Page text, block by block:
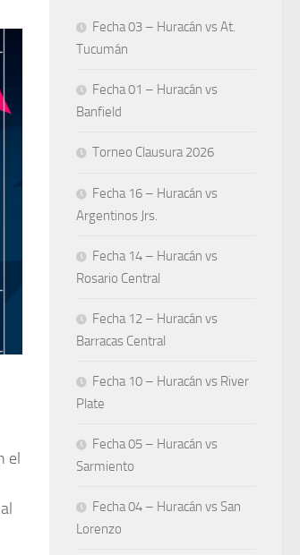
el
Fecha 03 – Huracán vs At.
Tucumán
Fecha 01 – Huracán vs
Banfield
Torneo Clausura 2026
Fecha 16 – Huracán vs
Argentinos Jrs.
Fecha 14 – Huracán vs
Rosario Central
Fecha 12 – Huracán vs
Barracas Central
Fecha 10 – Huracán vs River
Plate
Fecha 05 – Huracán vs
Sarmiento
Fecha 04 – Huracán vs San
Lorenzo